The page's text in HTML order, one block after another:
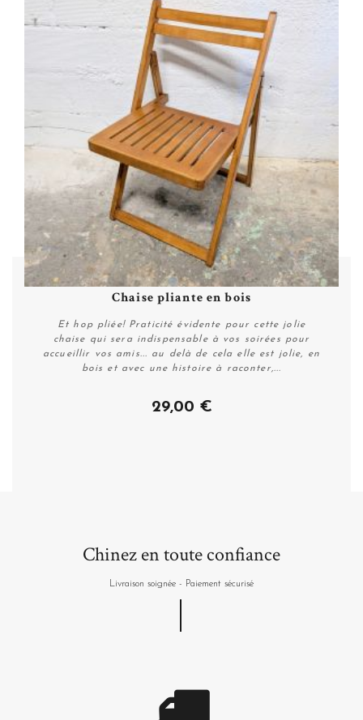
Chaise pliante en bois
Et hop pliée! Praticité évidente pour cette jolie
chaise qui sera indispensable à vos soirées pour
accueillir vos amis... au delà de cela elle est jolie, en
bois et avec une histoire à raconter,...
29,00 €
Chinez en toute confiance
Livraison soignée - Paiement sécurisé